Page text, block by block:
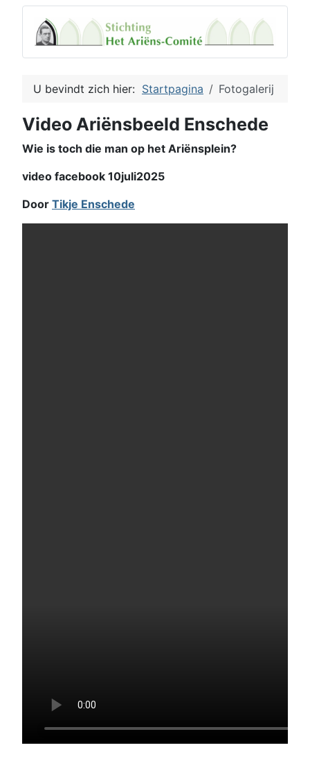
U bevindt zich hier: Startpagina Fotogalerij
Video Ariënsbeeld Enschede
Wie is toch die man op het Ariënsplein?
video facebook 10juli2025
Door Tikje Enschede